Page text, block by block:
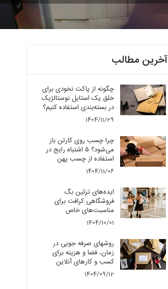
آخرین مطالب
چگونه از پاکت نخودی برای
خلق یک استایل نوستالژیک
در بسته‌بندی استفاده کنیم؟
1404/11/29
چرا چسب روی کارتن باز
می‌شود؟ ۵ اشتباه رایج در
استفاده از چسب پهن
1404/11/06
ایده‌های تزئین بگ
فروشگاهی کرافت برای
مناسبت‌های خاص
1404/10/01
روشهای صرفه جویی در
زمان، فضا و هزینه برای
کسب و کارهای آنلاین
1404/09/12